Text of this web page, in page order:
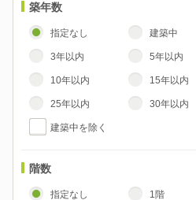
築年数
指定なし 建築中
3年以内 5年以内
10年以内 15年以内
25年以内 30年以内
建築中を除く
階数
指定なし 1階